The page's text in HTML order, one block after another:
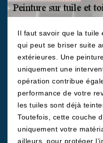
Il faut savoir que la tuile
qui peut se briser suite
extérieures. Une
uniquement une
opération contribue
performance de votre
les tuiles sont déjà
Toutefois, cette couche
uniquement votre
ailleurs, pour protéger